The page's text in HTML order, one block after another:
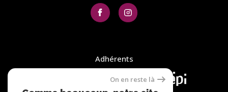
Adhérents
On en reste là